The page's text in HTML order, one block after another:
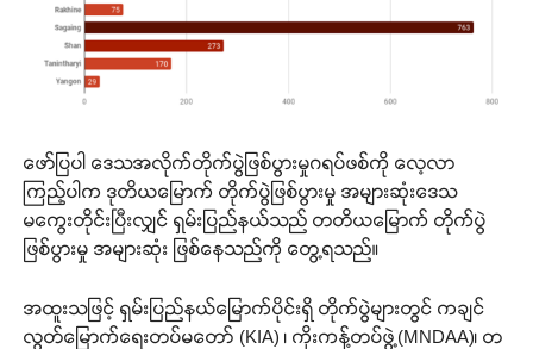
ဖော်ပြပါ ဒေသအလိုက်တိုက်ပွဲဖြစ်ပွားမှုဂရပ်ဖစ်ကို လေ့လာ
ကြည့်ပါက ဒုတိယမြောက် တိုက်ပွဲဖြစ်ပွားမှု အများဆုံးဒေသ
မကွေးတိုင်းပြီးလျှင် ရှမ်းပြည်နယ်သည် တတိယမြောက် တိုက်ပွဲ
ဖြစ်ပွားမှု အများဆုံး ဖြစ်နေသည်ကို တွေ့ရသည်။
အထူးသဖြင့် ရှမ်းပြည်နယ်မြောက်ပိုင်းရှိ တိုက်ပွဲများတွင် ကချင်
လွတ်မြောက်ရေးတပ်မတော် (KIA) ၊ ကိုးကန့်တပ်ဖွဲ့(MNDAA)၊ တ